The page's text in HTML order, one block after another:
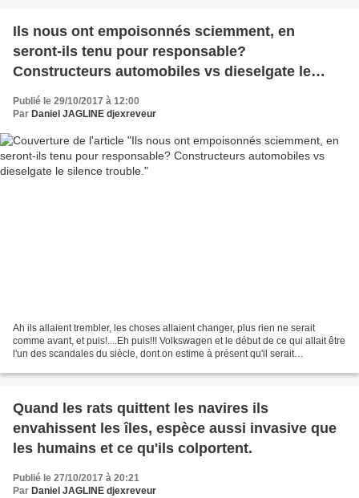
Ils nous ont empoisonnés sciemment, en
seront-ils tenu pour responsable?
Constructeurs automobiles vs dieselgate le
Publié le 29/10/2017 à 12:00
Par Daniel JAGLINE djexreveur
Ah ils allaient trembler, les choses allaient changer, plus rien ne serait
comme avant, et puis!....Eh puis!!! Volkswagen et le début de ce qui allait être
l'un des scandales du siècle, dont on estime à présent qu'il serait
Quand les rats quittent les navires ils
envahissent les îles, espèce aussi invasive que
les humains et ce qu'ils colportent.
Publié le 27/10/2017 à 20:21
Par Daniel JAGLINE djexreveur